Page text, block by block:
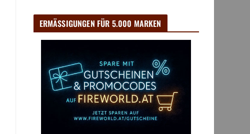
ERMÄSSIGUNGEN FÜR 5.000 MARKEN